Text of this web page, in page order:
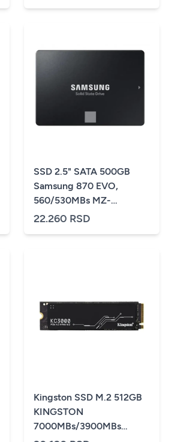
SSD 2.5" SATA 500GB
Samsung 870 EVO,
560/530MBs MZ-
77E500B
22.260 RSD
Kingston SSD M.2 512GB
KINGSTON
7000MBs/3900MBs